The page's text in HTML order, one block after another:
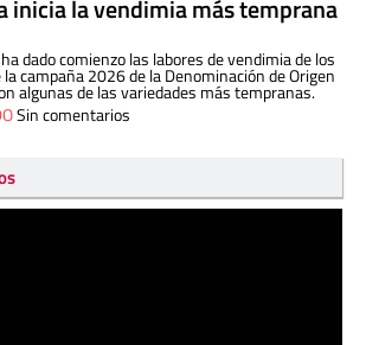
inicia la vendimia más temprana
dado comienzo las labores de vendimia de los
campaña 2026 de la Denominación de Origen
algunas de las variedades más tempranas.
Sin comentarios